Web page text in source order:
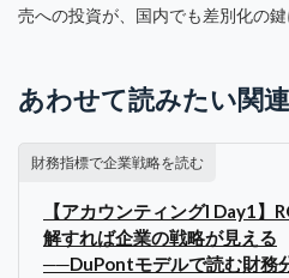
売への投資が、国内でも差別化の鍵
あわせて読みたい関
財務指標で企業戦略を読む
【アカウンティングI Day1】
解すれば企業の戦略が見える
──DuPontモデルで読む財務